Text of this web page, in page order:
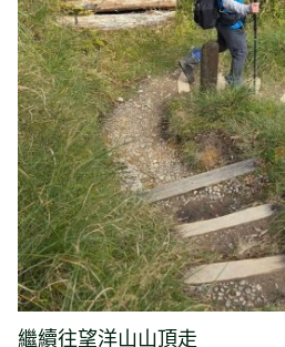
繼續往望洋山山頂走